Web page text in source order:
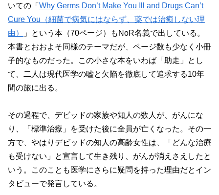
いての「 Why Germs Don’t Make You Ill and Drugs Can’t
Cure You（細菌で病気にはならず、薬では治癒しない理
由）
」という本（70ページ）もNoR名義で出している。
本書とおおよそ同様のテーマだが、ページ数も少なく小冊
子的なものだった。この小さな本をいわば「助走」とし
て、二人は現代医学の嘘と欠陥を徹底して追求する10年
間の旅に出る。
その過程で、デビッドの家族や知人の数人が、がんにな
り、「標準治療」を受けた後に全員が亡くなった。その一
方で、やはりデビッドの知人の高齢女性は、「どんな治療
も受けない」と宣言して生き残り、がんが消えさえしたと
いう。このことも医学にさらに疑問を持った理由だとイン
タビューで発言している。